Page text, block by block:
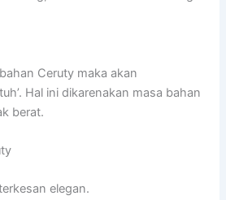
Ceruty maka akan
Hal ini dikarenakan masa bahan
berat.
elegan.